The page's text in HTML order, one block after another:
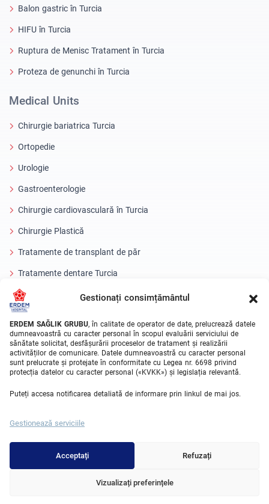
Gestionați consimțământul
ERDEM SAĞLIK GRUBU, în calitate de operator de date, prelucrează datele
dumneavoastră cu caracter personal în scopul evaluării serviciului de
sănătate solicitat, desfășurării proceselor de tratament și realizării
activităților de comunicare. Datele dumneavoastră cu caracter personal
sunt prelucrate și protejate în conformitate cu Legea nr. 6698 privind
protecția datelor cu caracter personal («KVKK») și legislația relevantă.
Puteți accesa notificarea detaliată de informare prin linkul de mai jos.
Gestionează serviciile
Acceptați Refuzați
Vizualizați preferințele
Balon gastric în Turcia
HIFU în Turcia
Ruptura de Menisc Tratament în Turcia
Proteza de genunchi în Turcia
Medical Units
Chirurgie bariatrica Turcia
Ortopedie
Urologie
Gastroenterologie
Chirurgie cardiovasculară în Turcia
Chirurgie Plastică
Tratamente de transplant de păr
Tratamente dentare Turcia
Ochi cu laser
About Erdem
Despre noi
Unitati Medicale
Echipa medicala